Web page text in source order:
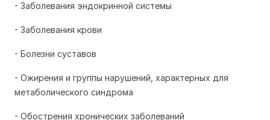
- Заболевания эндокринной системы
- Заболевания крови
- Болезни суставов
- Ожирения и группы нарушений, характерных для
метаболического синдрома
- Обострения хронических заболеваний